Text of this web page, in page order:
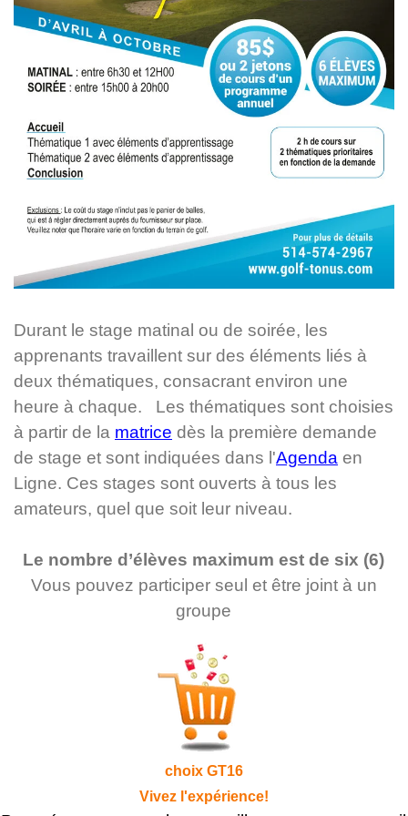
Durant le stage matinal ou de soirée, les
apprenants travaillent sur des éléments liés à
deux thématiques, consacrant environ une
heure à chaque. Les thématiques sont choisies
à partir de la matrice dès la première demande
de stage et sont indiquées dans l'Agenda en
Ligne. Ces stages sont ouverts à tous les
amateurs, quel que soit leur niveau.
Le nombre d’élèves maximum est de six (6)
Vous pouvez participer seul et être joint à un
groupe
choix GT16
Vivez l'expérience!